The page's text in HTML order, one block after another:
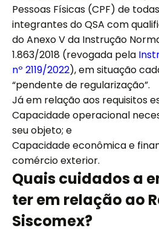
Pessoas Físicas (CPF) de
integrantes do QSA com
do Anexo V da Instrução
1.863/2018 (revogada pela
nº 2119/2022), em situação
“pendente de regularização”.
Já em relação aos requisitos
Capacidade operacional
seu objeto; e
Capacidade econômica e
comércio exterior.
Quais cuidados a
ter em relação ao
Siscomex?